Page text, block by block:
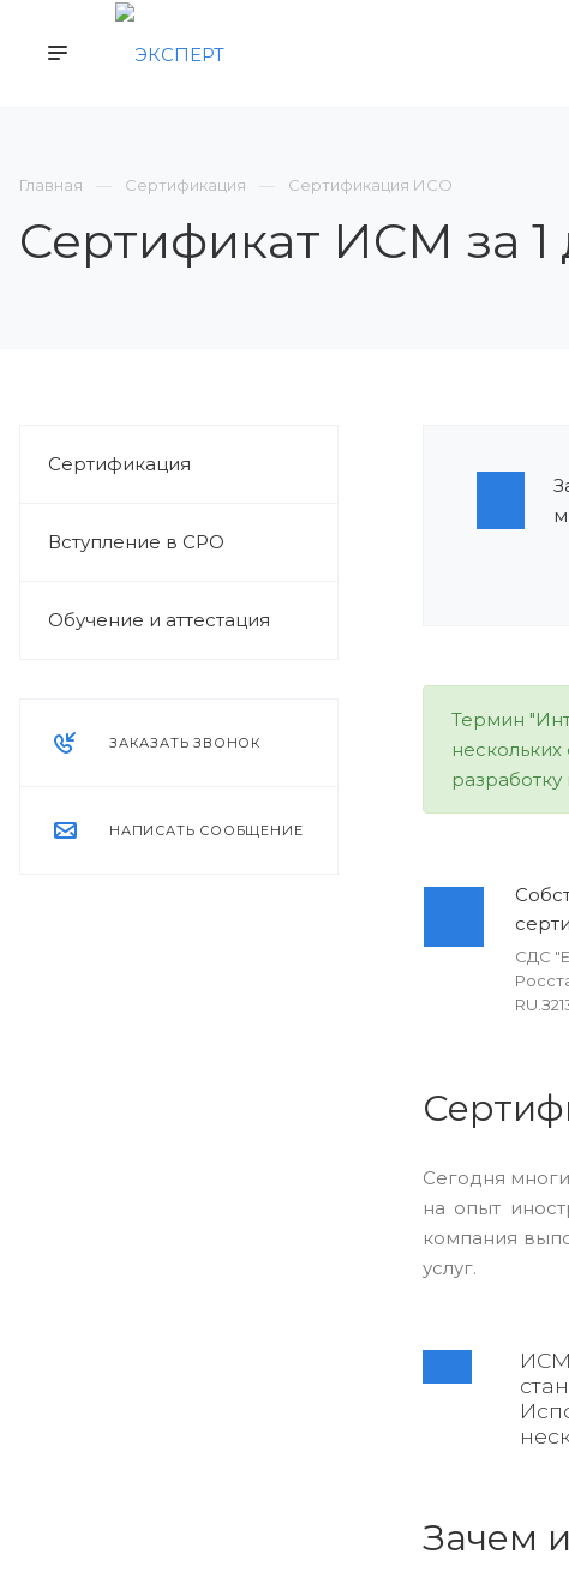
Главная
Сертификация Сертификация ИСО
Сертификат ИСМ за 1
Сертификация
Вступление в СРО
Обучение и аттестация
ЗАКАЗАТЬ ЗВОНОК
НАПИСАТЬ СООБЩЕНИЕ
Термин
СДС
Сегодня
на опыт
компания
услуг.
ИСМ
Зачем